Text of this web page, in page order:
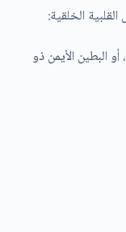
الخلقية:
أو البطين الأيمن ذو